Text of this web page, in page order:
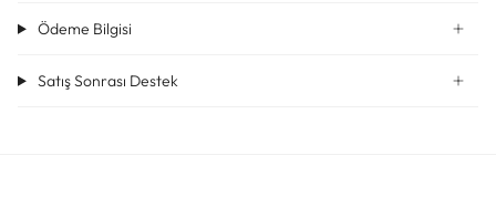
Ödeme Bilgisi
Satış Sonrası Destek